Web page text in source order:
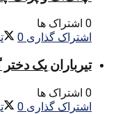
0 اشتراک ها
اشتراک گذاری 0
تیرباران یک
0 اشتراک ها
اشتراک گذاری 0